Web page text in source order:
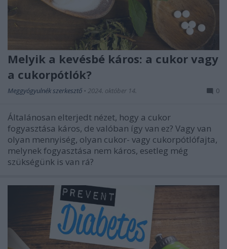
Melyik a kevésbé káros: a cukor vagy
a cukorpótlók?
Meggyógyulnék szerkesztő • 2024. október 14. 0
Általánosan elterjedt nézet, hogy a cukor
fogyasztása káros, de valóban így van ez? Vagy van
olyan mennyiség, olyan cukor- vagy cukorpótlófajta,
melynek fogyasztása nem káros, esetleg még
szükségünk is van rá?